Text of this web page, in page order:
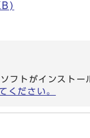
トがインストー
ください。